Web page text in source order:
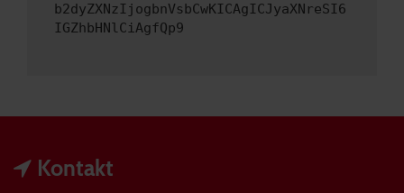
b2dyZXNzIjogbnVsbCwKICAgICJyaXNreSI6
IGZhbHNlCiAgfQp9
Kontakt